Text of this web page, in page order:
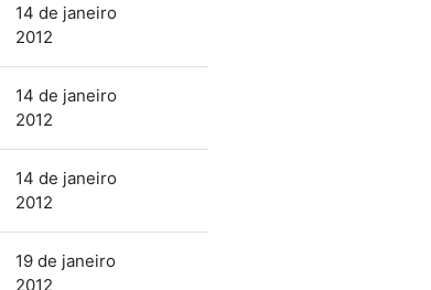
14 de janeiro
2012
14 de janeiro
2012
14 de janeiro
2012
19 de janeiro
2012